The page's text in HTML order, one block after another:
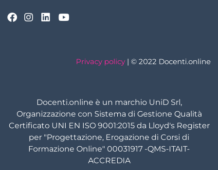
Privacy policy | © 2022 Docenti.online
Docenti.online è un marchio UniD Srl,
Organizzazione con Sistema di Gestione Qualità
Certificato UNI EN ISO 9001:2015 da Lloyd's Register
per "Progettazione, Erogazione di Corsi di
Formazione Online" 00031917 -QMS-ITAIT-
ACCREDIA